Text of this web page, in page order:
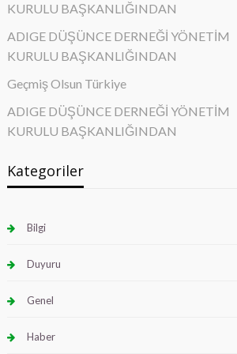
KURULU BAŞKANLIĞINDAN
ADIGE DÜŞÜNCE DERNEĞİ YÖNETİM
KURULU BAŞKANLIĞINDAN
Geçmiş Olsun Türkiye
ADIGE DÜŞÜNCE DERNEĞİ YÖNETİM
KURULU BAŞKANLIĞINDAN
Kategoriler
Bilgi
Duyuru
Genel
Haber